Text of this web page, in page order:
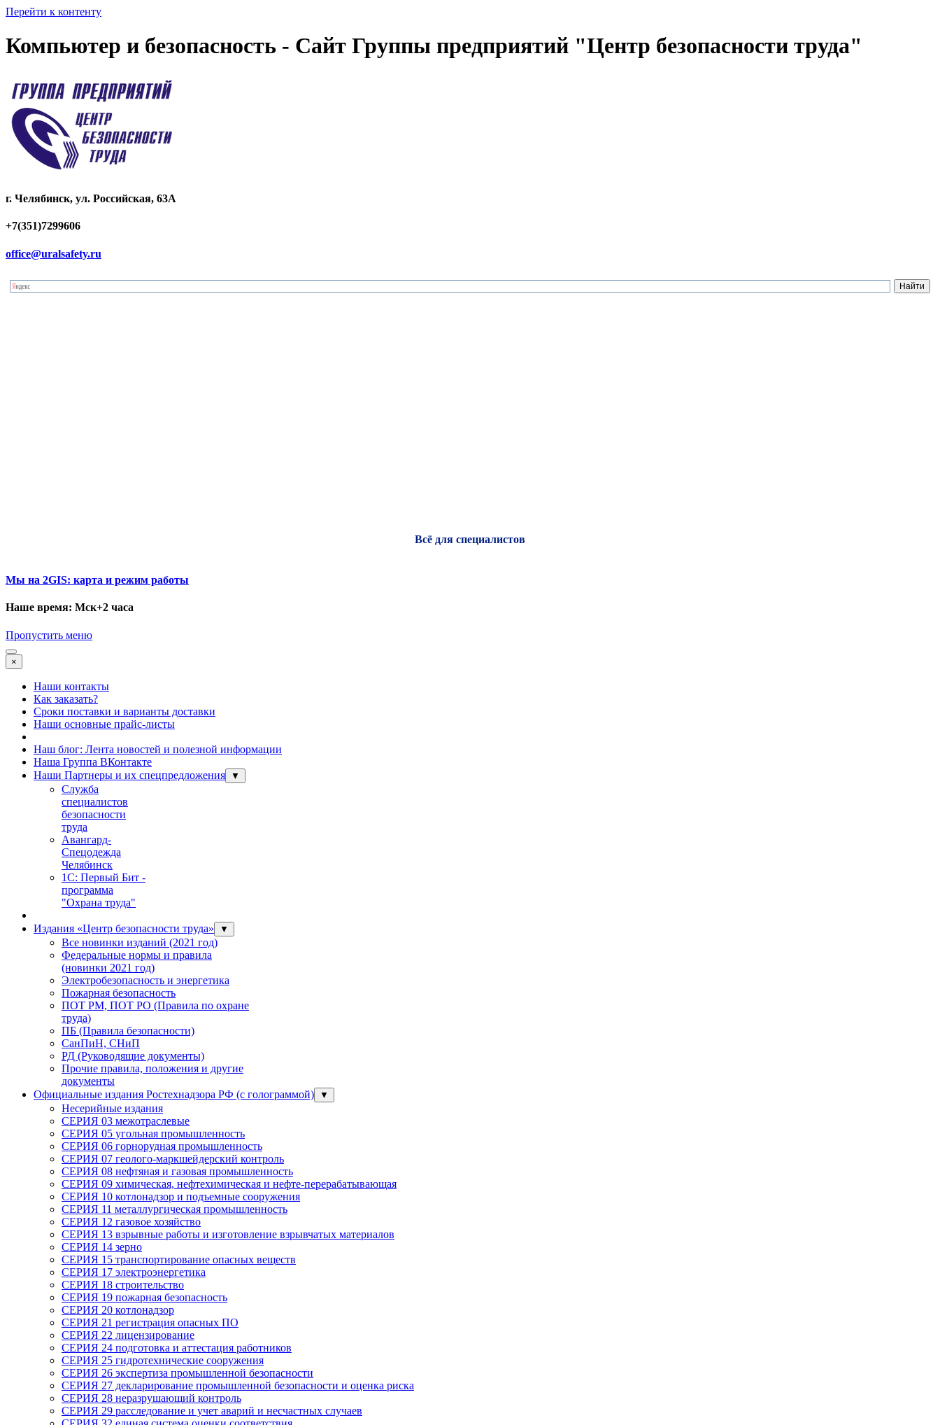
Перейти к контенту
Компьютер и безопасность - Сайт Группы предприятий "Центр безопасности труда"
г. Челябинск, ул. Российская, 63А
+7(351)7299606
office@uralsafety.ru
Всё для специалистов
Мы на 2GIS: карта и режим работы
Наше время: Мск+2 часа
Пропустить меню
×
Наши контакты
Как заказать?
Сроки поставки и варианты доставки
Наши основные прайс-листы
Наш блог: Лента новостей и полезной информации
Наша Группа ВКонтакте
Наши Партнеры и их спецпредложения
▼
Служба
специалистов
безопасности
труда
Авангард-
Спецодежда
Челябинск
1С: Первый Бит -
программа
"Охрана труда"
Издания «Центр безопасности труда» ▼
Все новинки изданий (2021 год)
Федеральные нормы и правила
(новинки 2021 год)
Электробезопасность и энергетика
Пожарная безопасность
ПОТ РМ, ПОТ РО (Правила по охране
труда)
ПБ (Правила безопасности)
СанПиН, СНиП
РД (Руководящие документы)
Прочие правила, положения и другие
документы
Официальные издания Ростехнадзора РФ (с голограммой)
▼
Несерийные издания
СЕРИЯ 03 межотраслевые
СЕРИЯ 05 угольная промышленность
СЕРИЯ 06 горнорудная промышленность
СЕРИЯ 07 геолого-маркшейдерский контроль
СЕРИЯ 08 нефтяная и газовая промышленность
СЕРИЯ 09 химическая, нефтехимическая и нефте-перерабатывающая
СЕРИЯ 10 котлонадзор и подъемные сооружения
СЕРИЯ 11 металлургическая промышленность
СЕРИЯ 12 газовое хозяйство
СЕРИЯ 13 взрывные работы и изготовление взрывчатых материалов
СЕРИЯ 14 зерно
СЕРИЯ 15 транспортирование опасных веществ
СЕРИЯ 17 электроэнергетика
СЕРИЯ 18 строительство
СЕРИЯ 19 пожарная безопасность
СЕРИЯ 20 котлонадзор
СЕРИЯ 21 регистрация опасных ПО
СЕРИЯ 22 лицензирование
СЕРИЯ 24 подготовка и аттестация работников
СЕРИЯ 25 гидротехнические сооружения
СЕРИЯ 26 экспертиза промышленной безопасности
СЕРИЯ 27 декларирование промышленной безопасности и оценка риска
СЕРИЯ 28 неразрушающий контроль
СЕРИЯ 29 расследование и учет аварий и несчастных случаев